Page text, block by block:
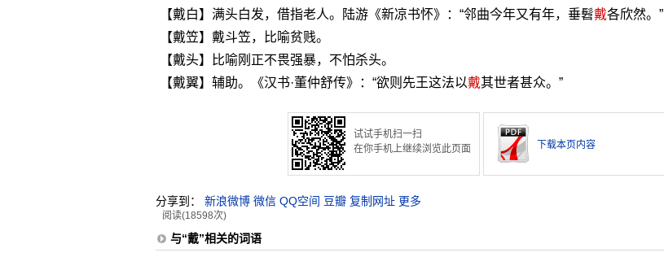
【戴白】满头白发，借指老人。陆游《新凉书怀》：“邻曲今年又有年，垂髫戴各欣然。”
【戴笠】戴斗笠，比喻贫贱。
【戴头】比喻刚正不畏强暴，不怕杀头。
【戴翼】辅助。《汉书·董仲舒传》：“欲则先王这法以戴其世者甚众。”
试试手机扫一扫
在你手机上继续浏览此页面
下载本页内容
分享到： 新浪微博 微信 QQ空间 豆瓣 复制网址 更多
阅读(18598次)
与“戴”相关的词语